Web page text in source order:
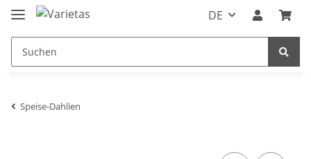
DE
Speise-Dahlien